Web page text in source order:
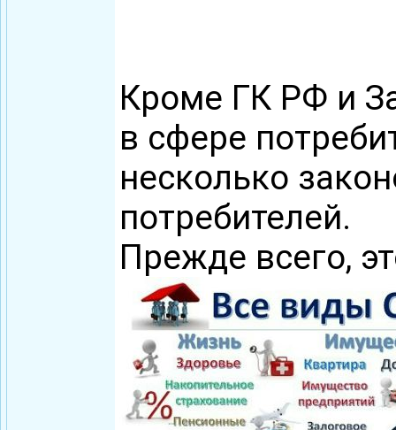
Кроме ГК РФ и
в сфере
несколько
потребителей.
Прежде всего,